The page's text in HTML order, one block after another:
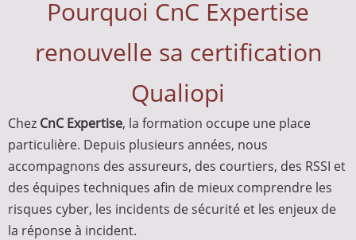
Pourquoi CnC Expertise
renouvelle sa certification
Qualiopi
Chez CnC Expertise, la formation occupe une place
particulière. Depuis plusieurs années, nous
accompagnons des assureurs, des courtiers, des RSSI et
des équipes techniques afin de mieux comprendre les
risques cyber, les incidents de sécurité et les enjeux de
la réponse à incident.